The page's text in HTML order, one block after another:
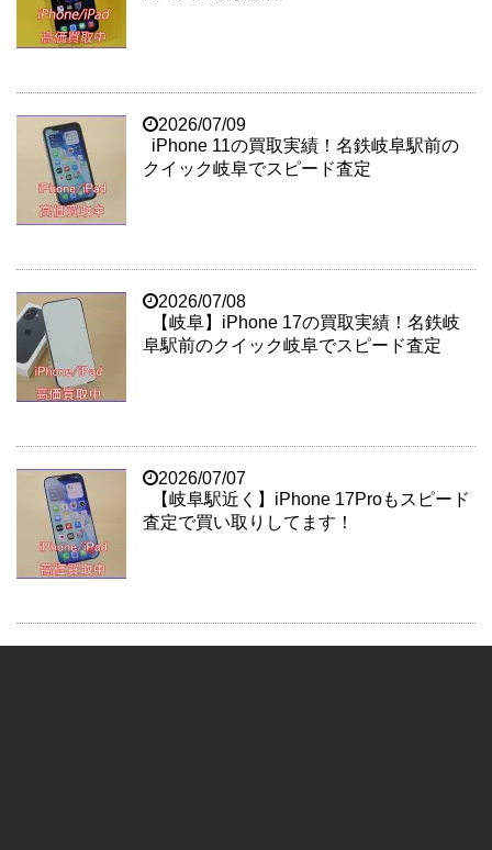
2026/07/09
iPhone 11の買取実績！名鉄岐阜駅前の
クイック岐阜でスピード査定
2026/07/08
【岐阜】iPhone 17の買取実績！名鉄岐
阜駅前のクイック岐阜でスピード査定
2026/07/07
【岐阜駅近く】iPhone 17Proもスピード
査定で買い取りしてます！